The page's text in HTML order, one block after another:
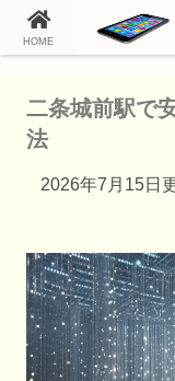
ホーム タクシー
二条城前駅で
法
2026年7月15日
HOME